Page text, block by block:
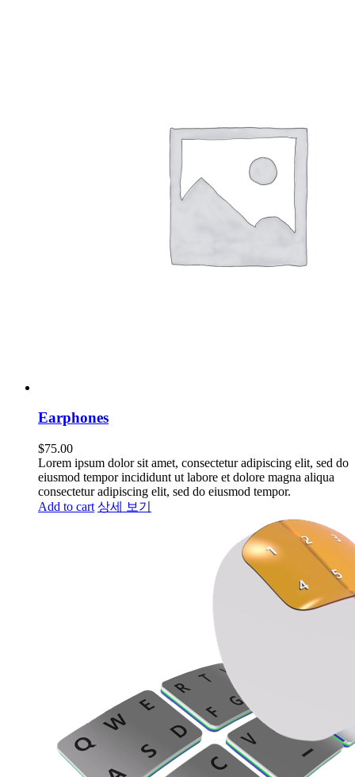
Earphones
$75.00
Lorem ipsum dolor sit amet, consectetur adipiscing elit, sed do
eiusmod tempor incididunt ut labore et dolore magna aliqua
consectetur adipiscing elit, sed do eiusmod tempor.
Add to cart 상세 보기